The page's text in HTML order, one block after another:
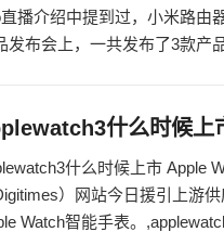
播介绍中提到过，小米路由
发布会上，一共发布了3款产
什么时候上
什么时候上市 Apple
）网站今日援引上游
Watch智能手表。